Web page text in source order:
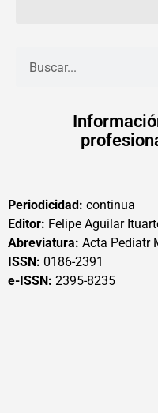
Periodicidad: continua
Editor: Felipe Aguilar
Abreviatura: Acta Pediatr
ISSN: 0186-2391
e-ISSN: 2395-8235